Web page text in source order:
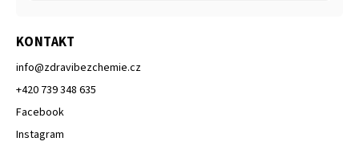
KONTAKT
info@zdravibezchemie.cz
+420 739 348 635
Facebook
Instagram